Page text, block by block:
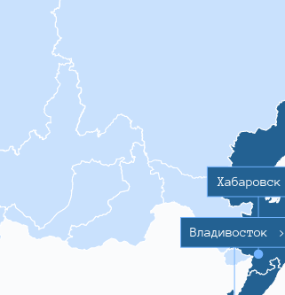
Хабаровск
Владивосток >